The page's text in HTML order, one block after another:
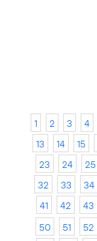
1 2 3 4
13
14 15
23
24 25
32
33 34
41
42 43
50
51 52